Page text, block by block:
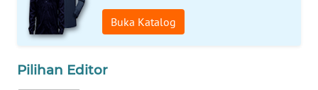
Buka Katalog
Pilihan Editor
KOPEKLIN
PORTAL